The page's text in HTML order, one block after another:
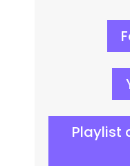
Playlist